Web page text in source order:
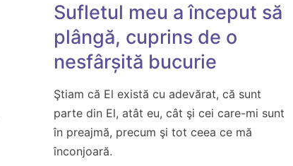
Sufletul meu a început să
plângă, cuprins de o
nesfârșită bucurie
Ştiam că El există cu adevărat, că sunt
parte din El, atât eu, cât şi cei care-mi sunt
în preajmă, precum şi tot ceea ce mă
înconjoară.